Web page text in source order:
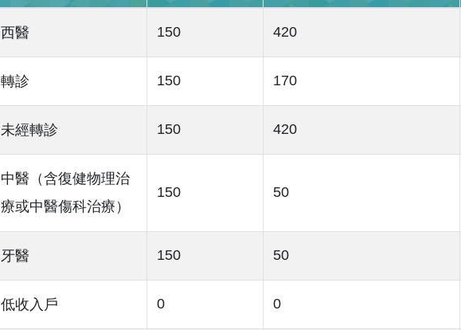
西醫 150 420
轉診 150 170
未經轉診 150 420
中醫（含復健物理治
療或中醫傷科治療）
150 50
牙醫 150 50
低收入戶 0 0